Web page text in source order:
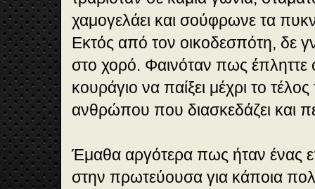
χαμογελάει και σούφρωνε τα
Εκτός από τον οικοδεσπότη, δε
στο χορό. Φαινόταν πως έπληττε
κουράγιο να παίξει μέχρι το
ανθρώπου που διασκεδάζει και
Έμαθα αργότερα πως ήταν ένας
στην πρωτεύουσα για κάποια